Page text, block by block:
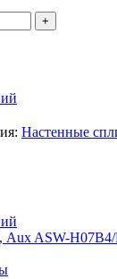
Настенные
ASW-H07B4/